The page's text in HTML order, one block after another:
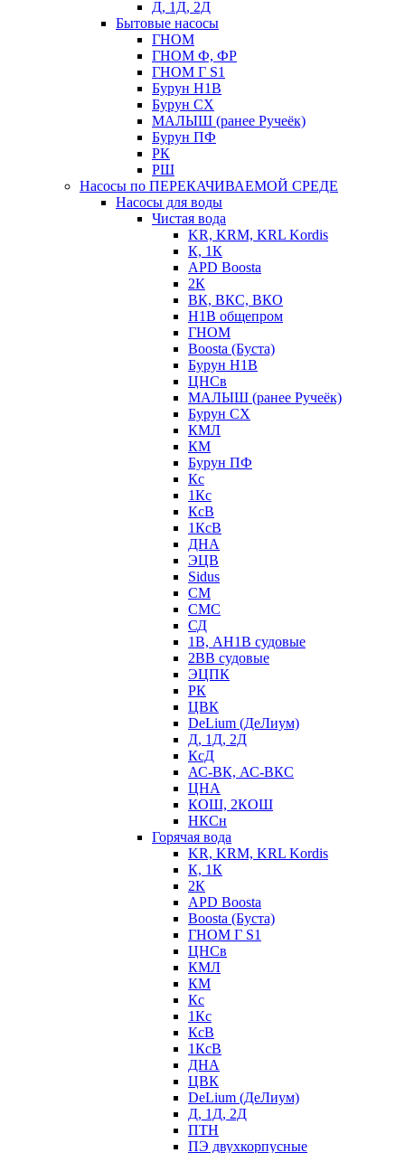
Д, 1Д, 2Д
Бытовые насосы
ГНОМ
ГНОМ Ф, ФР
ГНОМ Г S1
Бурун Н1В
Бурун СХ
МАЛЫШ (ранее Ручеёк)
Бурун ПФ
РК
РШ
Насосы по ПЕРЕКАЧИВАЕМОЙ СРЕДЕ
Насосы для воды
Чистая вода
KR, KRM, KRL Kordis
К, 1К
APD Boosta
2К
ВК, ВКС, ВКО
Н1В общепром
ГНОМ
Boosta (Буста)
Бурун Н1В
ЦНСв
МАЛЫШ (ранее Ручеёк)
Бурун СХ
КМЛ
КМ
Бурун ПФ
Кс
1Кс
КсВ
1КсВ
ДНА
ЭЦВ
Sidus
СМ
СМС
СД
1В, АН1В судовые
2ВВ судовые
ЭЦПК
РК
ЦВК
DeLium (ДеЛиум)
Д, 1Д, 2Д
КсД
АС-ВК, АС-ВКС
ЦНА
КОШ, 2КОШ
НКСн
Горячая вода
KR, KRM, KRL Kordis
К, 1К
2К
APD Boosta
Boosta (Буста)
ГНОМ Г S1
ЦНСв
КМЛ
КМ
Кс
1Кс
КсВ
1КсВ
ДНА
ЦВК
DeLium (ДеЛиум)
Д, 1Д, 2Д
ПТН
ПЭ двухкорпусные